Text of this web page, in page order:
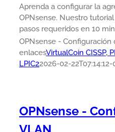
Aprenda a configurar la
OPNsense. Nuestro
pasos requeridos en 10
OPNsense - Configuración
enlacesVirtualCoin CISSP,
LPIC22026-02-22T07:14:12-
OPNsense -